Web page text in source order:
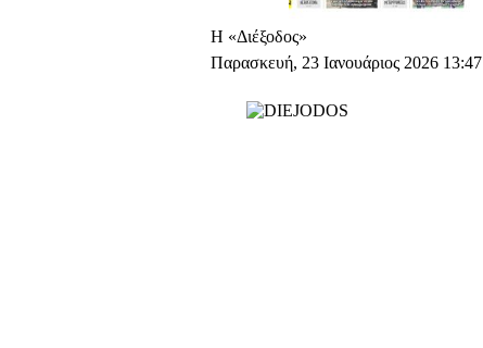
Η «Διέξοδος»
Παρασκευή, 23 Ιανουάριος 2026 13:47